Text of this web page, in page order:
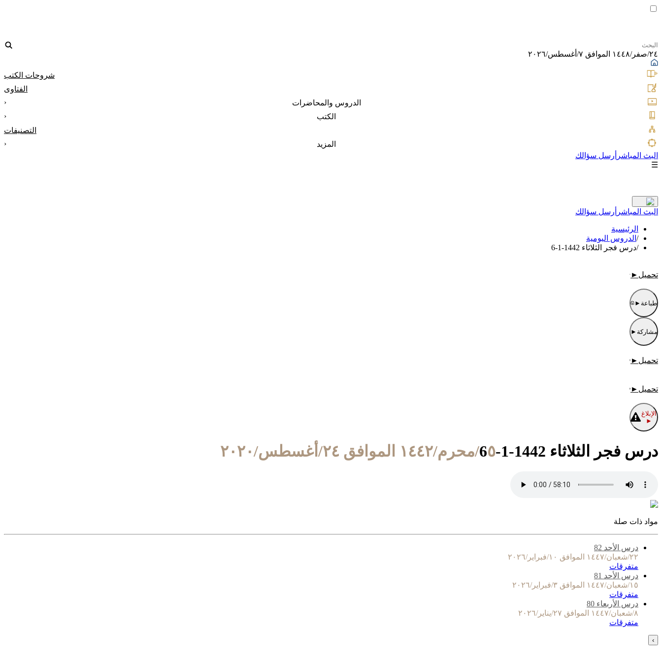
٢٤/صفر/١٤٤٨ الموافق ٧/أغسطس/٢٠٢٦
شروحات الكتب
الفتاوى
الدروس والمحاضرات
‹
الكتب
‹
التصنيفات
المزيد
‹
البث المباشر أرسل سؤالك
☰
البث المباشر أرسل سؤالك
الرئيسية
/ الدروس اليومية
/درس فجر الثلاثاء 1442-1-6
تحميل ►
طباعة ►
مشاركة ►
تحميل ►
تحميل ►
الإبلاغ
►
درس فجر الثلاثاء 1442-1-6 ٥/محرم/١٤٤٢ الموافق ٢٤/أغسطس/٢٠٢٠
مواد ذات صلة
درس الأحد 82
٢٢/شعبان/١٤٤٧ الموافق ١٠/فبراير/٢٠٢٦
متفرقات
درس الأحد 81
١٥/شعبان/١٤٤٧ الموافق ٣/فبراير/٢٠٢٦
متفرقات
درس الأربعاء 80
٨/شعبان/١٤٤٧ الموافق ٢٧/يناير/٢٠٢٦
متفرقات
›